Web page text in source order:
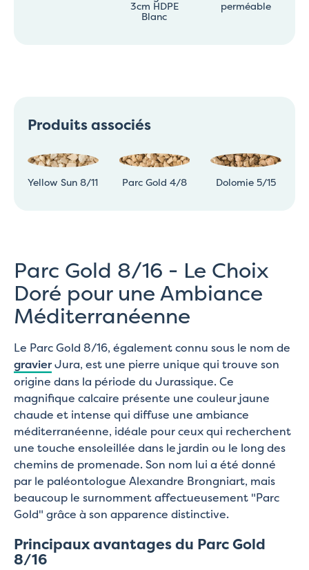
3cm HDPE
Blanc
perméable
Produits associés
Yellow Sun 8/11 Parc Gold 4/8 Dolomie 5/15
Parc Gold 8/16 - Le Choix
Doré pour une Ambiance
Méditerranéenne
Le Parc Gold 8/16, également connu sous le nom de
gravierJura, est une pierre unique qui trouve son
origine dans la période du Jurassique. Ce
magnifique calcaire présente une couleur jaune
chaude et intense qui diffuse une ambiance
méditerranéenne, idéale pour ceux qui recherchent
une touche ensoleillée dans le jardin ou le long des
chemins de promenade. Son nom lui a été donné
par le paléontologue Alexandre Brongniart, mais
beaucoup le surnomment affectueusement "Parc
Gold" grâce à son apparence distinctive.
Principaux avantages du Parc Gold
8/16